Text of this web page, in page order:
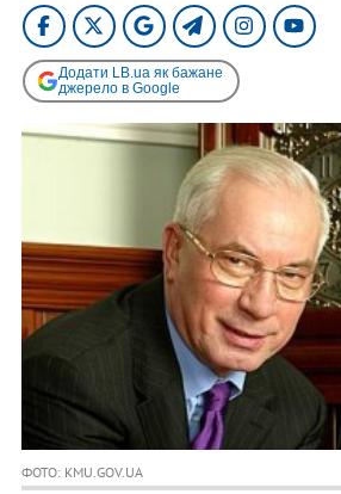
Додати LB.ua як бажане
джерело в Google
ФОТО: KMU.GOV.UA